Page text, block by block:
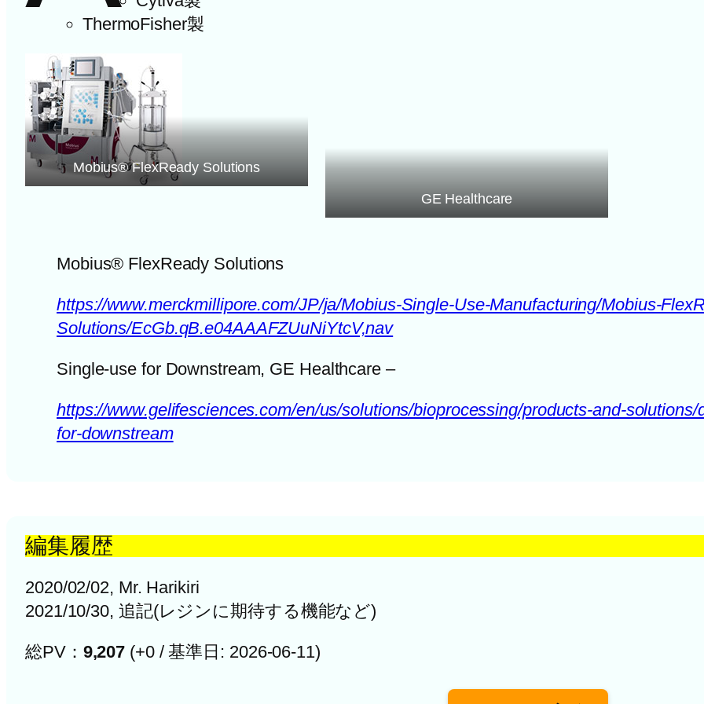
ThermoFisher製
Mobius® FlexReady Solutions
GE Healthcare
Mobius® FlexReady Solutions
https://www.merckmillipore.com/JP/ja/Mobius-Single-Use-Manufacturing/Mobius-
Solutions/EcGb.qB.e04AAAFZUuNiYtcV,nav
Single-use for Downstream, GE Healthcare –
https://www.gelifesciences.com/en/us/solutions/bioprocessing/products-and-
for-downstream
編集履歴
2020/02/02, Mr. Harikiri
2021/10/30, 追記(レジンに期待する機能など)
総PV： 9,207 (+0 / 基準日: 2026-06-11)